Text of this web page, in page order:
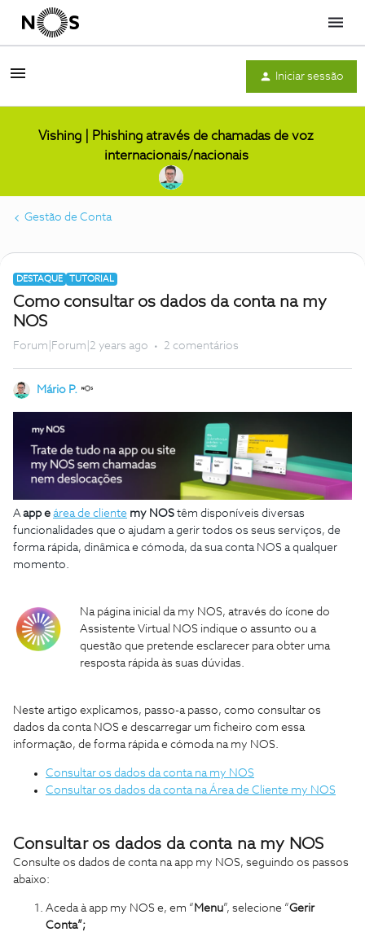
Menu
Iniciar sessão
Vishing | Phishing através de chamadas de voz
internacionais/nacionais
Gestão de Conta
DESTAQUE TUTORIAL
Como consultar os dados da conta na my
NOS
Forum|Forum|2 years ago 2 comentários
Mário P.
A app e área de cliente my NOS têm disponíveis diversas
funcionalidades que o ajudam a gerir todos os seus serviços, de
forma rápida, dinâmica e cómoda, da sua conta NOS a qualquer
momento.
Na página inicial da my NOS, através do ícone do
Assistente Virtual NOS indique o assunto ou a
questão que pretende esclarecer para obter uma
resposta rápida às suas dúvidas.
Neste artigo explicamos, passo-a passo, como consultar os
dados da conta NOS e descarregar um ficheiro com essa
informação, de forma rápida e cómoda na my NOS.
Consultar os dados da conta na my NOS
Consultar os dados da conta na Área de Cliente my NOS
Consultar os dados da conta na my NOS
Consulte os dados de conta na app my NOS, seguindo os passos
abaixo:
Aceda à app my NOS e, em “ Menu”, selecione “Gerir
Conta”;